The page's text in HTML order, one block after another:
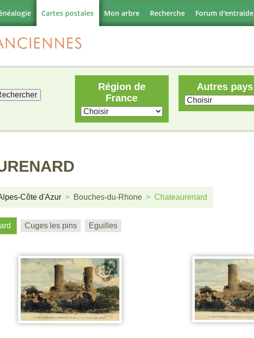
Cartes postales Mon arbre Recherche Forum d'entraide
Région de
France
Autres pays
Côte d'Azur Bouches-du-Rhone Chateaurenard
Cuges les pins Eguilles